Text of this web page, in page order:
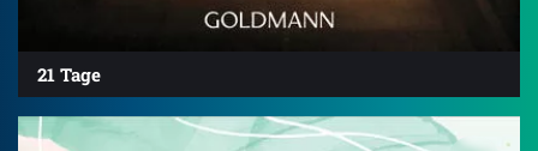
21 Tage